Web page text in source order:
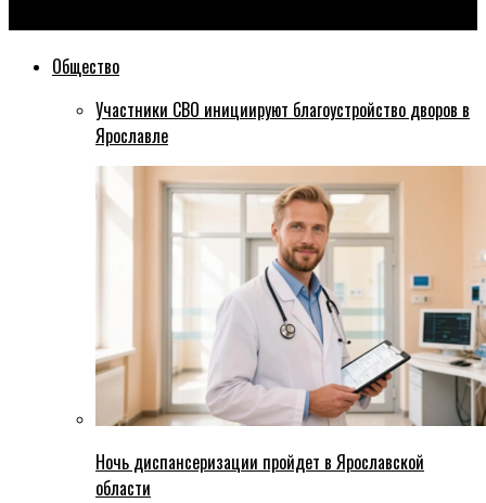
Общество
Участники СВО инициируют благоустройство дворов в
Ярославле
Ночь диспансеризации пройдет в Ярославской
области